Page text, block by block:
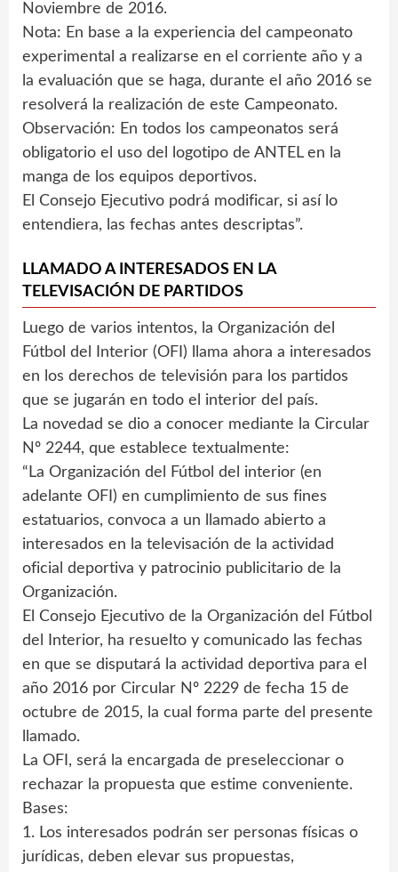
Noviembre de 2016.
Nota: En base a la experiencia del campeonato
experimental a realizarse en el corriente año y a
la evaluación que se haga, durante el año 2016 se
resolverá la realización de este Campeonato.
Observación: En todos los campeonatos será
obligatorio el uso del logotipo de ANTEL en la
manga de los equipos deportivos.
El Consejo Ejecutivo podrá modificar, si así lo
entendiera, las fechas antes descriptas”.
LLAMADO A INTERESADOS EN LA
TELEVISACIÓN DE PARTIDOS
Luego de varios intentos, la Organización del
Fútbol del Interior (OFI) llama ahora a interesados
en los derechos de televisión para los partidos
que se jugarán en todo el interior del país.
La novedad se dio a conocer mediante la Circular
Nº 2244, que establece textualmente:
“La Organización del Fútbol del interior (en
adelante OFI) en cumplimiento de sus fines
estatuarios, convoca a un llamado abierto a
interesados en la televisación de la actividad
oficial deportiva y patrocinio publicitario de la
Organización.
El Consejo Ejecutivo de la Organización del Fútbol
del Interior, ha resuelto y comunicado las fechas
en que se disputará la actividad deportiva para el
año 2016 por Circular Nº 2229 de fecha 15 de
octubre de 2015, la cual forma parte del presente
llamado.
La OFI, será la encargada de preseleccionar o
rechazar la propuesta que estime conveniente.
Bases:
1. Los interesados podrán ser personas físicas o
jurídicas, deben elevar sus propuestas,